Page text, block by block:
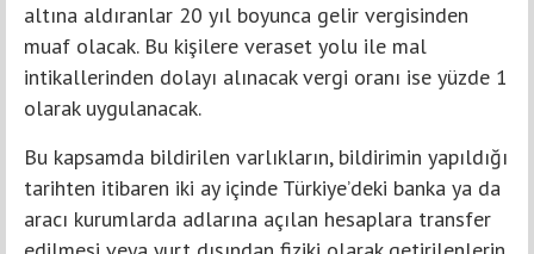
altına aldıranlar 20 yıl boyunca gelir vergisinden
muaf olacak. Bu kişilere veraset yolu ile mal
intikallerinden dolayı alınacak vergi oranı ise yüzde 1
olarak uygulanacak.
Bu kapsamda bildirilen varlıkların, bildirimin yapıldığı
tarihten itibaren iki ay içinde Türkiye’deki banka ya da
aracı kurumlarda adlarına açılan hesaplara transfer